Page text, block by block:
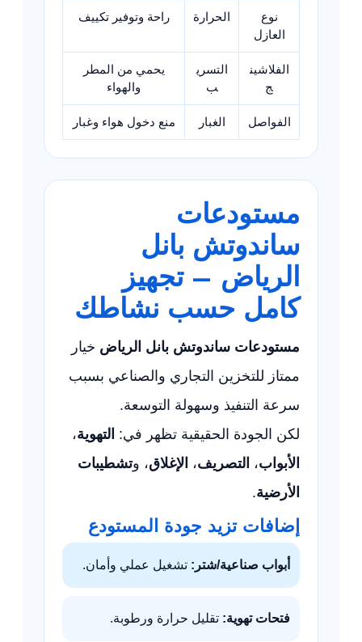
نوع
العازل
الحرارة راحة وتوفير تكييف
الفلاشين
ج
التسري
ب
يحمي من المطر
والهواء
الفواصل الغبار منع دخول هواء وغبار
مستودعات
ساندوتش بانل
الرياض – تجهيز
كامل حسب نشاطك
مستودعات ساندوتش بانل الرياض خيار
ممتاز للتخزين التجاري والصناعي بسبب
سرعة التنفيذ وسهولة التوسعة.
لكن الجودة الحقيقية تظهر في: التهوية،
الأبواب، التصريف، الإغلاق، وتشطيبات
الأرضية.
إضافات تزيد جودة المستودع
أبواب صناعية/شتر: تشغيل عملي وأمان.
فتحات تهوية: تقليل حرارة ورطوبة.